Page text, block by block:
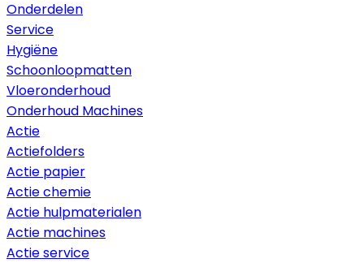
Onderdelen
Service
Hygiëne
Schoonloopmatten
Vloeronderhoud
Onderhoud Machines
Actie
Actiefolders
Actie papier
Actie chemie
Actie hulpmaterialen
Actie machines
Actie service